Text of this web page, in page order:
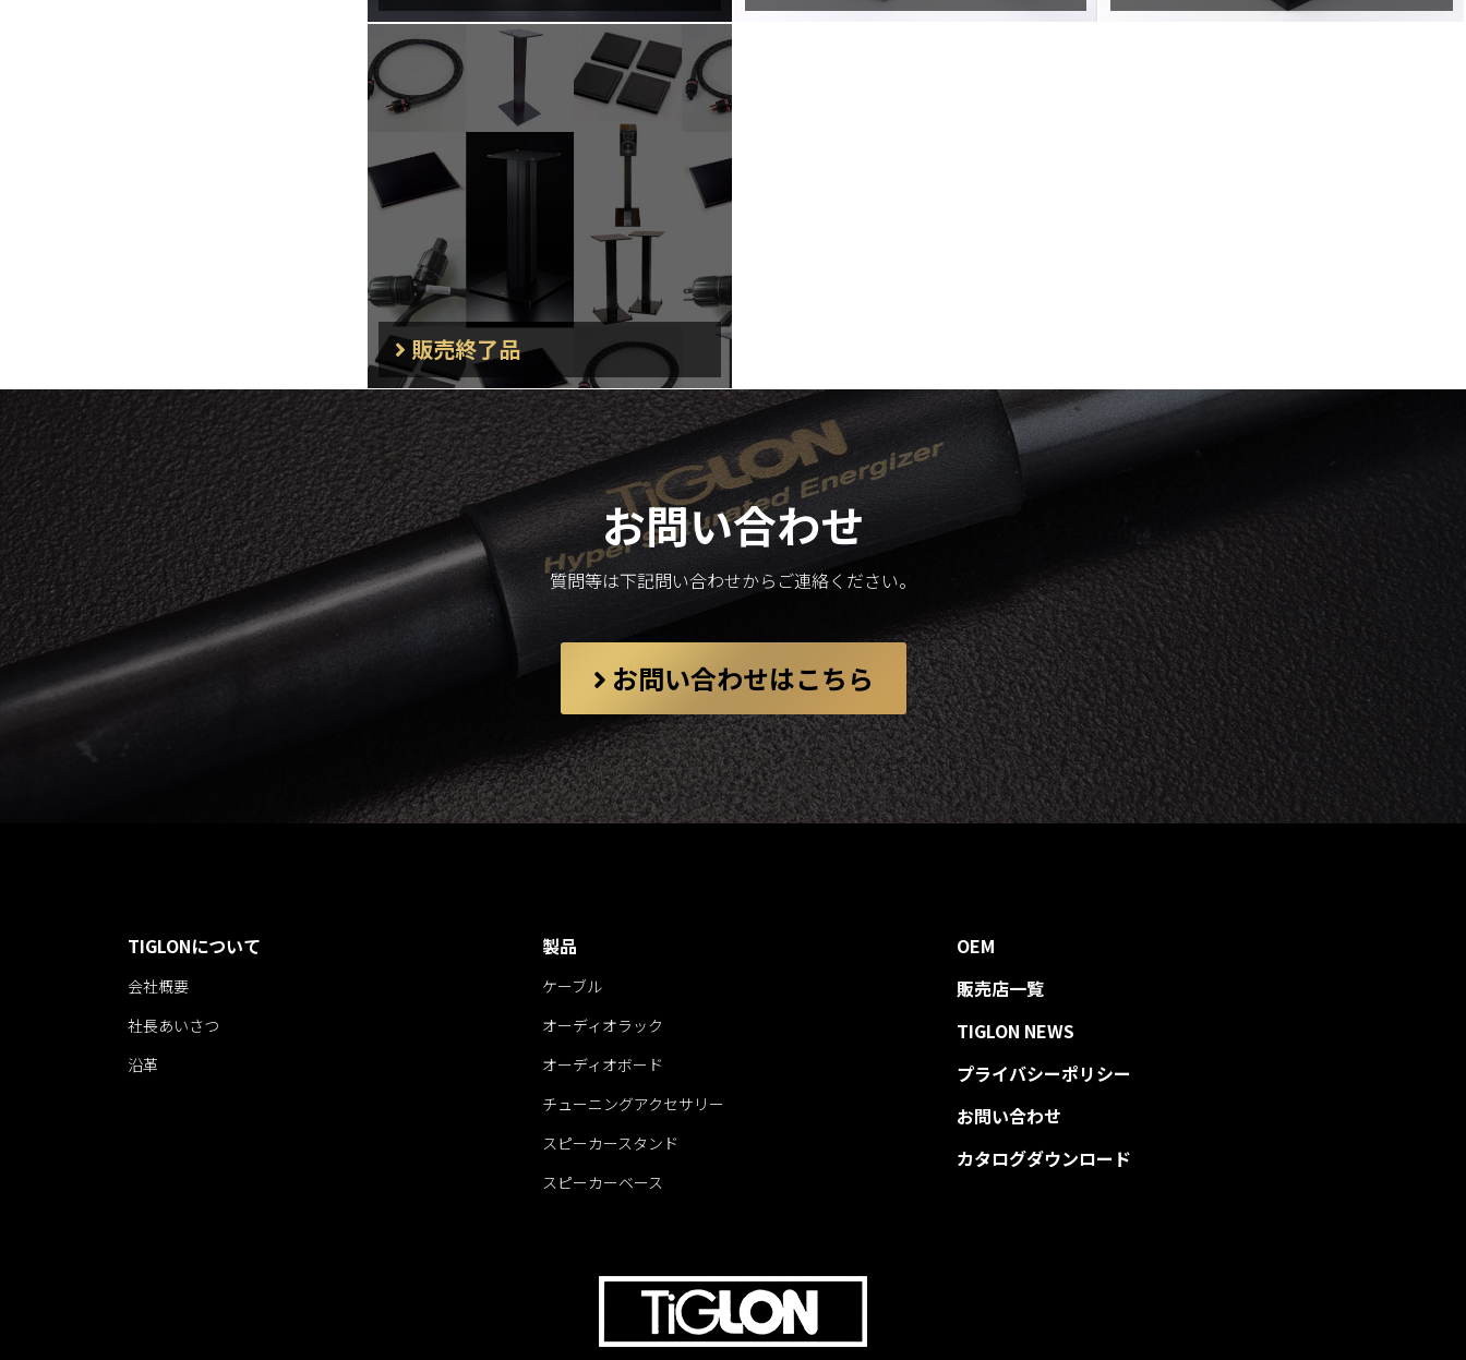
販売終了品
お問い合わせ
質問等は下記問い合わせからご連絡ください。
お問い合わせはこちら
TIGLONについて
会社概要
社長あいさつ
沿革
製品
ケーブル
オーディオラック
オーディオボード
チューニングアクセサリー
スピーカースタンド
スピーカーベース
OEM
販売店一覧
TIGLON NEWS
プライバシーポリシー
お問い合わせ
カタログダウンロード